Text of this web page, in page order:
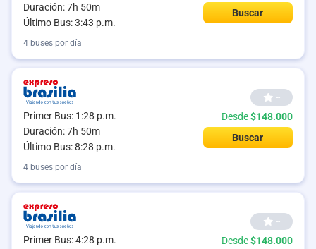
Duración: 7h 50m
Último Bus: 3:43 p.m.
Buscar
4 buses por día
Primer Bus: 1:28 p.m.
Duración: 7h 50m
Último Bus: 8:28 p.m.
--
Desde$148.000
Buscar
4 buses por día
Primer Bus: 4:28 p.m.
--
Desde$148.000